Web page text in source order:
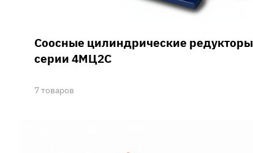
Соосные цилиндрические редукторы
серии 4МЦ2С
7 товаров